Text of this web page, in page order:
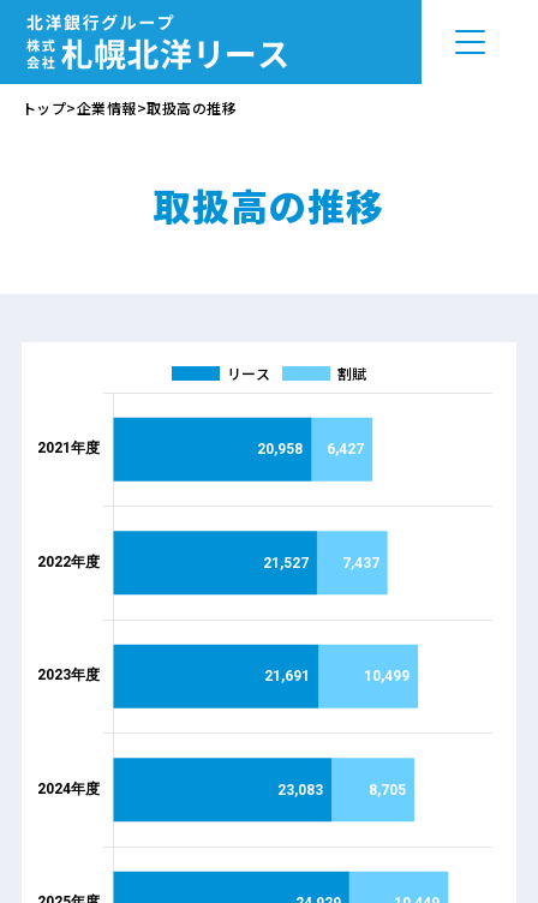
トップ>企業情報>取扱高の推移
取扱高の推移